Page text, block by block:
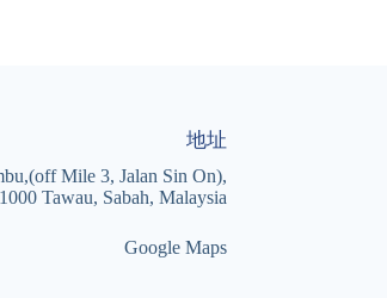
地址
Mile 3, Jalan Sin On),
Tawau, Sabah, Malaysia
Google Maps